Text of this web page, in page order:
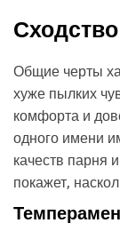
Общие черты
хуже пылких
комфорта и
одного имени
качеств парня
покажет,